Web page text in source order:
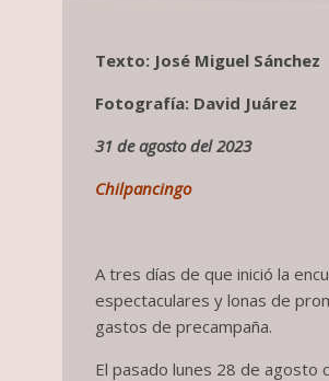
Texto: José Miguel Sánchez
Fotografía: David Juárez
31 de agosto del 2023
Chilpancingo
A tres días de que inició la
espectaculares y lonas de
gastos de precampaña.
El pasado lunes 28 de agosto